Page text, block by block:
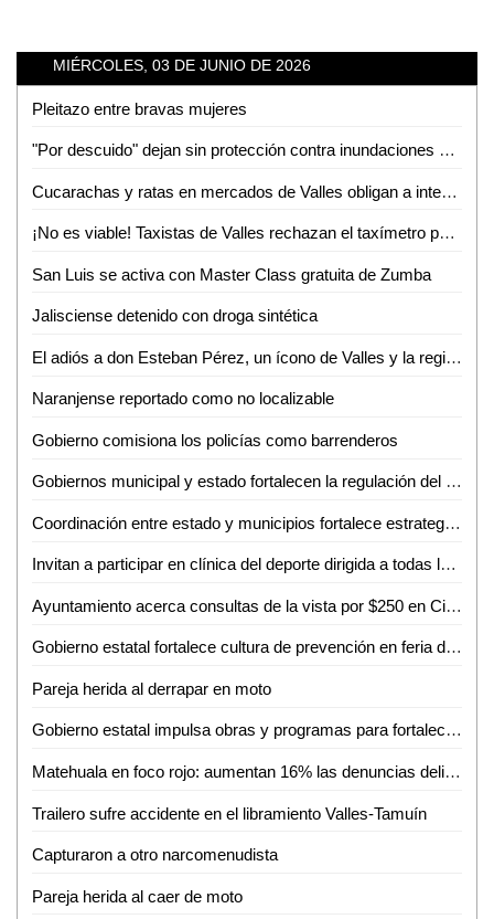
MIÉRCOLES, 03 DE JUNIO DE 2026
Pleitazo entre bravas mujeres
"Por descuido" dejan sin protección contra inundaciones a colonias de Tamuín
Cucarachas y ratas en mercados de Valles obligan a intensas jornadas de sanitización
¡No es viable! Taxistas de Valles rechazan el taxímetro por baja demanda de viajes
San Luis se activa con Master Class gratuita de Zumba
Jalisciense detenido con droga sintética
El adiós a don Esteban Pérez, un ícono de Valles y la región
Naranjense reportado como no localizable
Gobierno comisiona los policías como barrenderos
Gobiernos municipal y estado fortalecen la regulación del transporte turístico en Ciudad Valles
Coordinación entre estado y municipios fortalece estrategia de seguridad en la huasteca
Invitan a participar en clínica del deporte dirigida a todas las disciplinas en Ciudad Valles
Ayuntamiento acerca consultas de la vista por $250 en Ciudad Valles
Gobierno estatal fortalece cultura de prevención en feria de seguridad y medio ambiente
Pareja herida al derrapar en moto
Gobierno estatal impulsa obras y programas para fortalecer el acceso al agua
Matehuala en foco rojo: aumentan 16% las denuncias delictivas en un año
Trailero sufre accidente en el libramiento Valles-Tamuín
Capturaron a otro narcomenudista
Pareja herida al caer de moto